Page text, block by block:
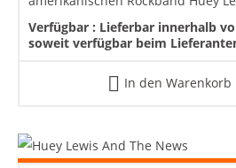
Verfügbar : Lieferbar innerhalb
soweit verfügbar beim
In den Warenkorb